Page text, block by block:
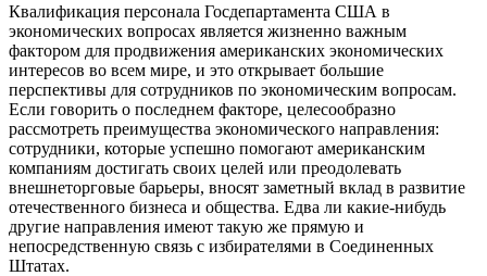
Квалификация персонала Госдепартамента США в
экономических вопросах является жизненно важным
фактором для продвижения американских экономических
интересов во всем мире, и это открывает большие
перспективы для сотрудников по экономическим вопросам.
Если говорить о последнем факторе, целесообразно
рассмотреть преимущества экономического направления:
сотрудники, которые успешно помогают американским
компаниям достигать своих целей или преодолевать
внешнеторговые барьеры, вносят заметный вклад в развитие
отечественного бизнеса и общества. Едва ли какие-нибудь
другие направления имеют такую же прямую и
непосредственную связь с избирателями в Соединенных
Штатах.